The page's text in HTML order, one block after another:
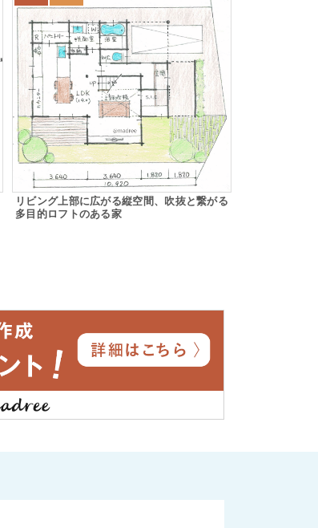
リビング上部に広がる縦空間、吹抜と繋がる
多目的ロフトのある家